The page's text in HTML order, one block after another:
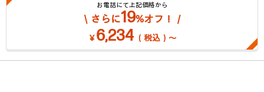
お電話にて上記価格から
＼さらに19%オフ！／
￥6,234（税込）～